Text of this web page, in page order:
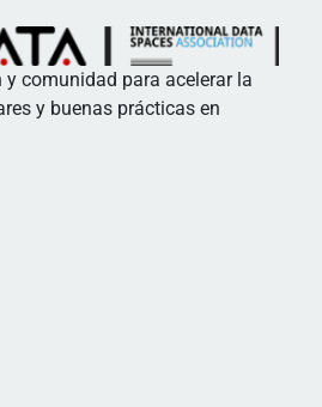
y comunidad para acelerar la
y buenas prácticas en